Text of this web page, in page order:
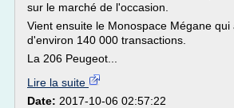
sur le marché de l'occasion.
Vient ensuite le Monospace Mégane qui
d'environ 140 000 transactions.
La 206 Peugeot...
Lire la suite
Date: 2017-10-06 02:57:22